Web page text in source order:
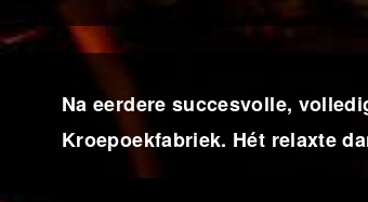
Na eerdere succesvolle,
Kroepoekfabriek. Hét relaxte